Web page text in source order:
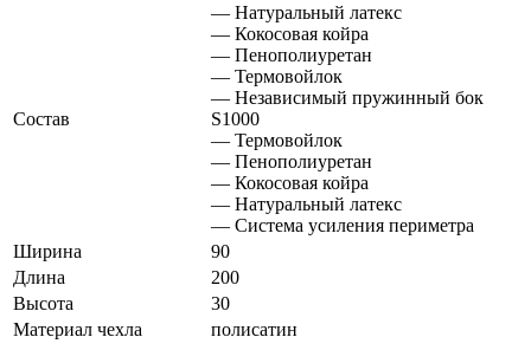
Состав
— Натуральный латекс
— Кокосовая койра
— Пенополиуретан
— Термовойлок
— Независимый пружинный бок
S1000
— Термовойлок
— Пенополиуретан
— Кокосовая койра
— Натуральный латекс
— Система усиления периметра
Ширина
90
Длина
200
Высота
30
Материал чехла
полисатин